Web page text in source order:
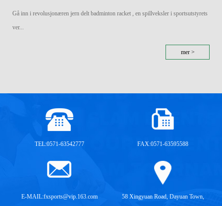
Gå inn i revolusjonæren jern delt badminton racket , en spillveksler i sportsutstyrets
ver...
mer >
TEL:0571-63542777 FAX:0571-63595588
E-MAIL:fxsports@vip.163.com
58 Xingyuan Road, Dayuan Town,